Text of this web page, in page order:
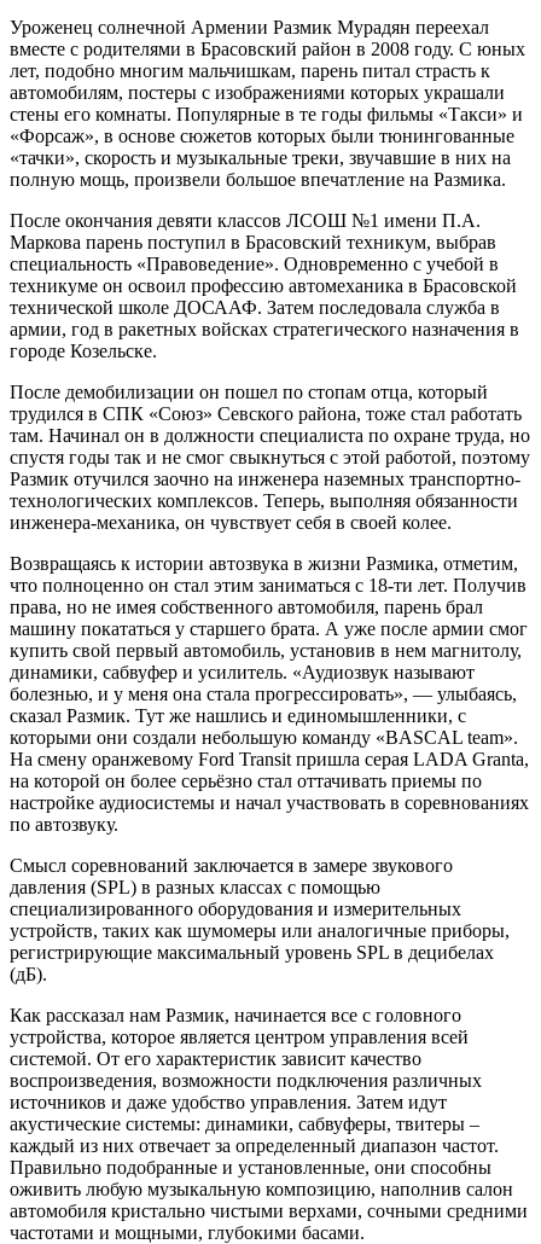
Уроженец солнечной Армении Размик Мурадян переехал
вместе с родителями в Брасовский район в 2008 году. С юных
лет, подобно многим мальчишкам, парень питал страсть к
автомобилям, постеры с изображениями которых украшали
стены его комнаты. Популярные в те годы фильмы «Такси» и
«Форсаж», в основе сюжетов которых были тюнингованные
«тачки», скорость и музыкальные треки, звучавшие в них на
полную мощь, произвели большое впечатление на Размика.
После окончания девяти классов ЛСОШ №1 имени П.А.
Маркова парень поступил в Брасовский техникум, выбрав
специальность «Правоведение». Одновременно с учебой в
техникуме он освоил профессию автомеханика в Брасовской
технической школе ДОСААФ. Затем последовала служба в
армии, год в ракетных войсках стратегического назначения в
городе Козельске.
После демобилизации он пошел по стопам отца, который
трудился в СПК «Союз» Севского района, тоже стал работать
там. Начинал он в должности специалиста по охране труда, но
спустя годы так и не смог свыкнуться с этой работой, поэтому
Размик отучился заочно на инженера наземных транспортно-
технологических комплексов. Теперь, выполняя обязанности
инженера-механика, он чувствует себя в своей колее.
Возвращаясь к истории автозвука в жизни Размика, отметим,
что полноценно он стал этим заниматься с 18-ти лет. Получив
права, но не имея собственного автомобиля, парень брал
машину покататься у старшего брата. А уже после армии смог
купить свой первый автомобиль, установив в нем магнитолу,
динамики, сабвуфер и усилитель. «Аудиозвук называют
болезнью, и у меня она стала прогрессировать», — улыбаясь,
сказал Размик. Тут же нашлись и единомышленники, с
которыми они создали небольшую команду «BASCAL team».
На смену оранжевому Ford Transit пришла серая LADA Granta,
на которой он более серьёзно стал оттачивать приемы по
настройке аудиосистемы и начал участвовать в соревнованиях
по автозвуку.
Смысл соревнований заключается в замере звукового
давления (SPL) в разных классах с помощью
специализированного оборудования и измерительных
устройств, таких как шумомеры или аналогичные приборы,
регистрирующие максимальный уровень SPL в децибелах
(дБ).
Как рассказал нам Размик, начинается все с головного
устройства, которое является центром управления всей
системой. От его характеристик зависит качество
воспроизведения, возможности подключения различных
источников и даже удобство управления. Затем идут
акустические системы: динамики, сабвуферы, твитеры –
каждый из них отвечает за определенный диапазон частот.
Правильно подобранные и установленные, они способны
оживить любую музыкальную композицию, наполнив салон
автомобиля кристально чистыми верхами, сочными средними
частотами и мощными, глубокими басами.